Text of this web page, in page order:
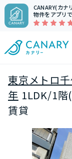
CANARY(カナ
物件をアプリ
東京メトロ
年 1LDK/1階
賃貸